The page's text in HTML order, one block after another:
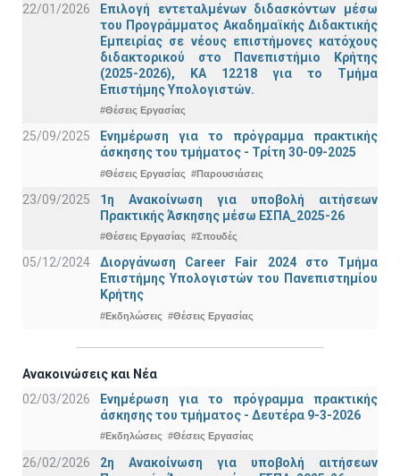
22/01/2026
Επιλογή εντεταλμένων διδασκόντων μέσω
του Προγράμματος Ακαδημαϊκής Διδακτικής
Εμπειρίας σε νέους επιστήμονες κατόχους
διδακτορικού στο Πανεπιστήμιο Κρήτης
(2025-2026), ΚΑ 12218 για το Τμήμα
Επιστήμης Υπολογιστών.
#Θέσεις Εργασίας
25/09/2025
Ενημέρωση για το πρόγραμμα πρακτικής
άσκησης του τμήματος - Τρίτη 30-09-2025
#Θέσεις Εργασίας #Παρουσιάσεις
23/09/2025
1η Ανακοίνωση για υποβολή αιτήσεων
Πρακτικής Άσκησης μέσω ΕΣΠΑ_2025-26
#Θέσεις Εργασίας #Σπουδές
05/12/2024
Διοργάνωση Career Fair 2024 στο Τμήμα
Επιστήμης Υπολογιστών του Πανεπιστημίου
Κρήτης
#Εκδηλώσεις #Θέσεις Εργασίας
Ανακοινώσεις και Νέα
02/03/2026
Ενημέρωση για το πρόγραμμα πρακτικής
άσκησης του τμήματος - Δευτέρα 9-3-2026
#Εκδηλώσεις #Θέσεις Εργασίας
26/02/2026
2η Ανακοίνωση για υποβολή αιτήσεων